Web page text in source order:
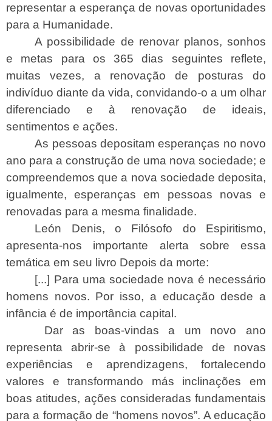
representar a esperança de novas oportunidades
para a Humanidade.
A possibilidade de renovar planos, sonhos
e metas para os 365 dias seguintes reflete,
muitas vezes, a renovação de posturas do
indivíduo diante da vida, convidando-o a um olhar
diferenciado e à renovação de ideais,
sentimentos e ações.
As pessoas depositam esperanças no novo
ano para a construção de uma nova sociedade; e
compreendemos que a nova sociedade deposita,
igualmente, esperanças em pessoas novas e
renovadas para a mesma finalidade.
León Denis, o Filósofo do Espiritismo,
apresenta-nos importante alerta sobre essa
temática em seu livro Depois da morte:
[...] Para uma sociedade nova é necessário
homens novos. Por isso, a educação desde a
infância é de importância capital.
Dar as boas-vindas a um novo ano
representa abrir-se à possibilidade de novas
experiências e aprendizagens, fortalecendo
valores e transformando más inclinações em
boas atitudes, ações consideradas fundamentais
para a formação de “homens novos”. A educação